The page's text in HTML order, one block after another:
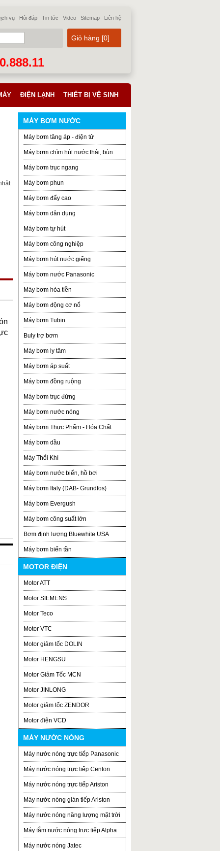
vụ Hỏi đáp Tin tức Video Sitemap Liên hệ
Giỏ hàng [0]
ĐIỆN LẠNH THIẾT BỊ VỆ SINH
MÁY BƠM NƯỚC
Máy bơm tăng áp - điện tử
Máy bơm chìm hút nước thải, bùn
Máy bơm trục ngang
Máy bơm phun
Máy bơm đẩy cao
Máy bơm dân dụng
Máy bơm tự hút
Máy bơm công nghiệp
Máy bơm hút nước giếng
Máy bơm nước Panasonic
Máy bơm hỏa tiễn
Máy bơm động cơ nổ
Máy bơm Tubin
Buly trợ bơm
Máy bơm ly tâm
Máy bơm áp suất
Máy bơm đồng ruộng
Máy bơm trục đứng
Máy bơm nước nóng
Máy bơm Thực Phẩm - Hóa Chất
Máy bơm dầu
Máy Thổi Khí
Máy bơm nước biển, hồ bơi
Máy bơm Italy (DAB- Grundfos)
Máy bơm Evergush
Máy bơm công suất lớn
Bơm định lượng Bluewhite USA
Máy bơm biến tần
MOTOR ĐIỆN
Motor ATT
Motor SIEMENS
Motor Teco
Motor VTC
Motor giảm tốc DOLIN
Motor HENGSU
Motor Giảm Tốc MCN
Motor JINLONG
Motor giảm tốc ZENDOR
Motor điện VCD
MÁY NƯỚC NÓNG
Máy nước nóng trực tiếp Panasonic
Máy nước nóng trực tiếp Centon
Máy nước nóng trực tiếp Ariston
Máy nước nóng gián tiếp Ariston
Máy nước nóng năng lượng mặt trời
Máy tắm nước nóng trực tiếp Alpha
Máy nước nóng Jatec